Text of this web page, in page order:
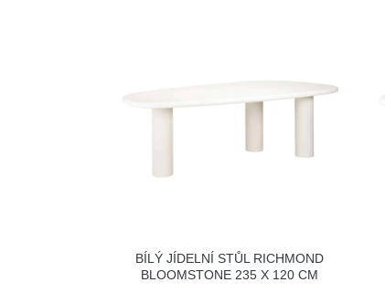
BÍLÝ JÍDELNÍ STŮL RICHMOND
BLOOMSTONE 235 X 120 CM